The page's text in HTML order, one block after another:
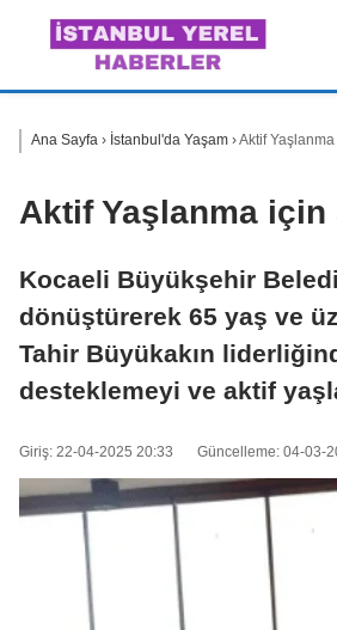
Ana Sayfa › İstanbul'da Yaşam ›Aktif
Aktif Yaşlanma için
Kocaeli Büyükşehir
dönüştürerek 65 yaş ve
Tahir Büyükakın
desteklemeyi ve aktif
Giriş: 22-04-2025 20:33 Güncelleme: 04-03-